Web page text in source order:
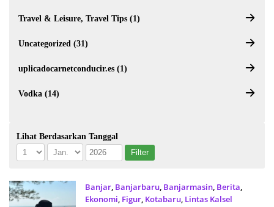
Travel & Leisure, Travel Tips (1)
Uncategorized (31)
uplicadocarnetconducir.es (1)
Vodka (14)
Lihat Berdasarkan Tanggal
Banjar, Banjarbaru, Banjarmasin, Berita,
Ekonomi, Figur, Kotabaru, Lintas Kalsel